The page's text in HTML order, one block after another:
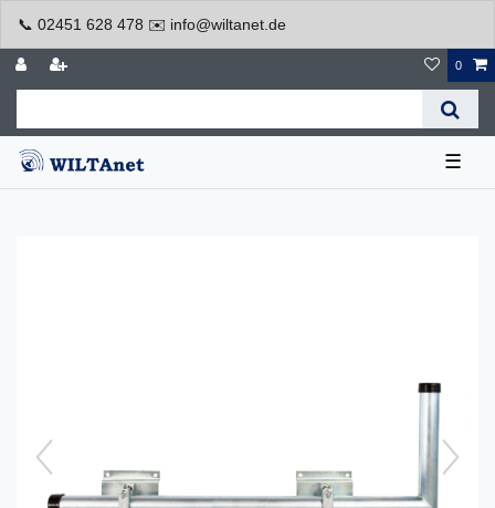
📞 02451 628 478 ✉️ info@wiltanet.de
0
☰